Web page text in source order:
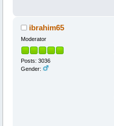
ibrahim65
Moderator
Posts: 3036
Gender: